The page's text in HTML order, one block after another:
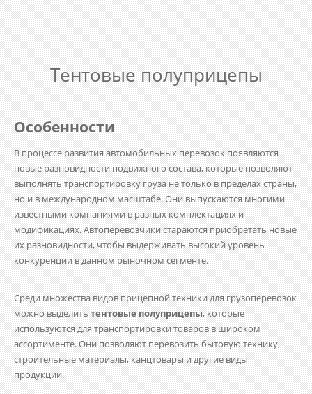
Тентовые полуприцепы
Особенности
В процессе развития автомобильных перевозок появляются
новые разновидности подвижного состава, которые позволяют
выполнять транспортировку груза не только в пределах страны,
но и в международном масштабе. Они выпускаются многими
известными компаниями в разных комплектациях и
модификациях. Автоперевозчики стараются приобретать новые
их разновидности, чтобы выдерживать высокий уровень
конкуренции в данном рыночном сегменте.
Среди множества видов прицепной техники для грузоперевозок
можно выделитьтентовые полуприцепы, которые
используются для транспортировки товаров в широком
ассортименте. Они позволяют перевозить бытовую технику,
строительные материалы, канцтовары и другие виды
продукции.